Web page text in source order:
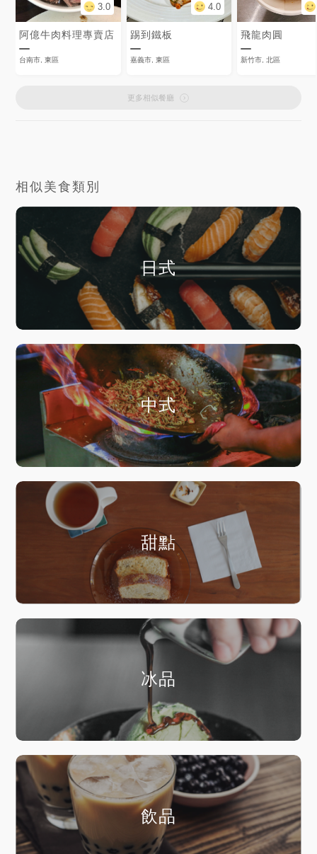
3.0
阿億牛肉料理專賣店
台南市, 東區
4.0
踢到鐵板
嘉義市, 東區
飛龍肉圓
新竹市, 北區
更多相似餐廳
相似美食類別
日式
中式
甜點
冰品
飲品